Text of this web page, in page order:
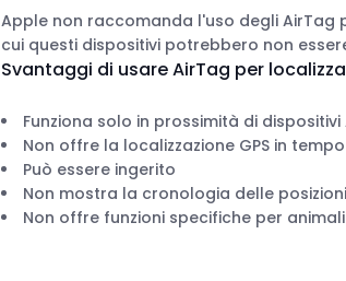
Apple non raccomanda l'uso degli AirTag
cui questi dispositivi potrebbero non
Svantaggi di usare AirTag per
Funziona solo in prossimità di dispositivi
Non offre la localizzazione GPS in
Può essere ingerito
Non mostra la cronologia delle posizioni
Non offre funzioni specifiche per